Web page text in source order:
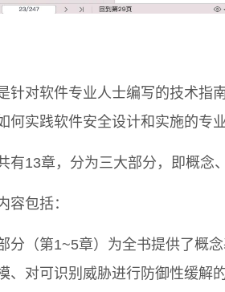
针对软件专业人士编写的技术指
何实践软件安全设计和实施的专
有13章，分为三大部分，即概念
容包括：
分（第1~5章）为全书提供了概
、对可识别威胁进行防御性缓解